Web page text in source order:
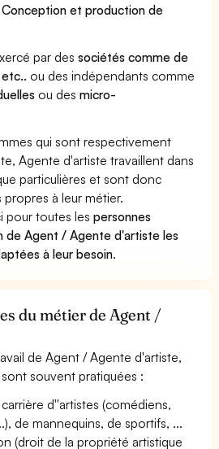
Conception et production de
par dessociétés comme de
etc.. ou des indépendants comme
ou desmicro-
qui sont respectivement
Agente d'artiste travaillent dans
particulières et sont donc
à leur métier.
pour toutes lespersonnes
de Agent / Agente d'artiste les
à leur besoin.
du métier de Agent /
de Agent / Agente d'artiste,
souvent pratiquées :
d''artistes (comédiens,
de mannequins, de sportifs, ...
(droit de la propriété artistique